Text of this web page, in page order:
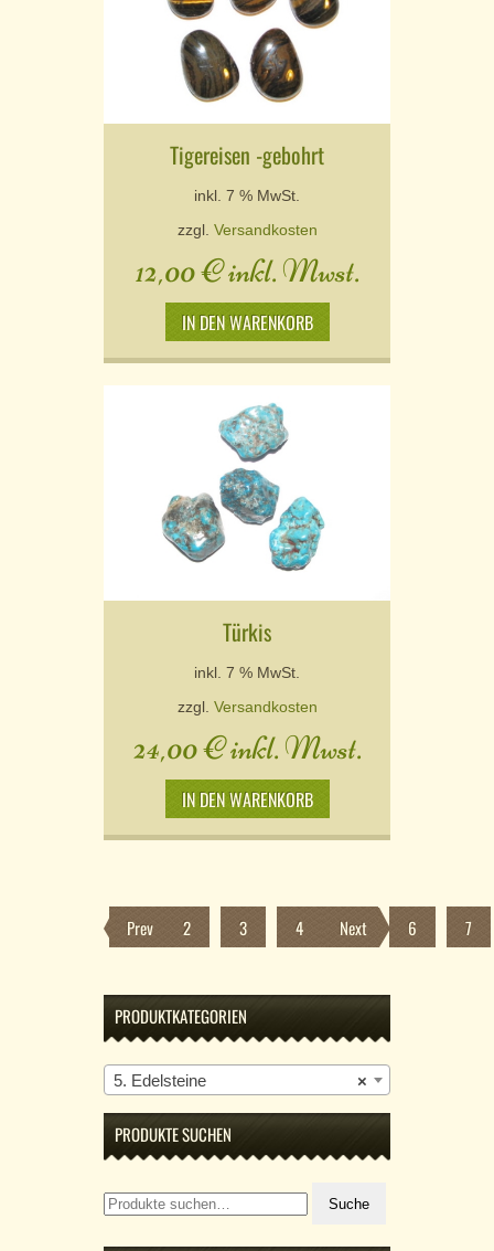
Tigereisen -gebohrt
inkl. 7 % MwSt.
zzgl. Versandkosten
12,00€inkl. Mwst.
IN DEN WARENKORB
Türkis
inkl. 7 % MwSt.
zzgl. Versandkosten
24,00€inkl. Mwst.
IN DEN WARENKORB
Prev Next
1 2 3 4 5 6 7
PRODUKTKATEGORIEN
×
5. Edelsteine
PRODUKTE SUCHEN
Suche
nach:
Suche